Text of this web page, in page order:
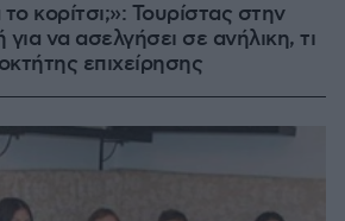
κορίτσι;»: Τουρίστας στην
να ασελγήσει σε ανήλικη, τι
επιχείρησης